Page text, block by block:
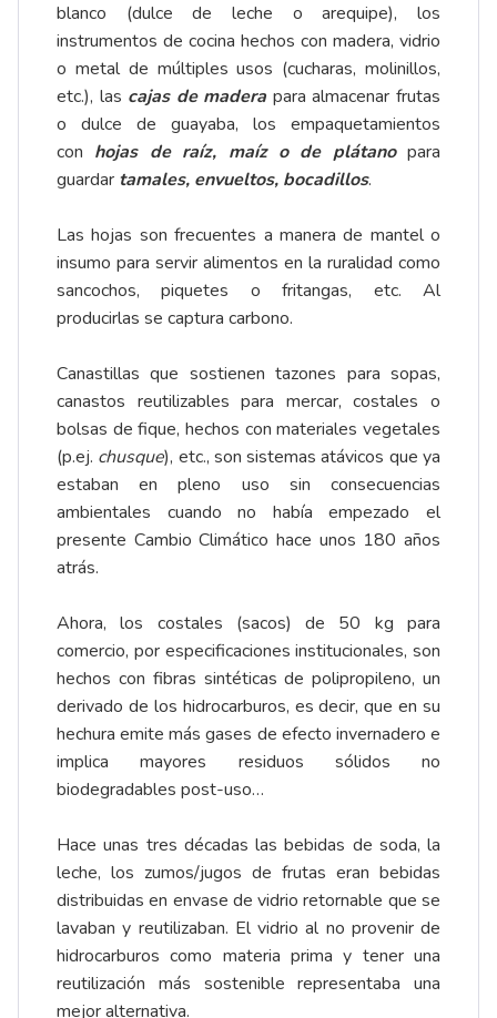
blanco (dulce de leche o arequipe), los
instrumentos de cocina hechos con madera, vidrio
o metal de múltiples usos (cucharas, molinillos,
etc.), las cajas de madera para almacenar frutas
o dulce de guayaba, los empaquetamientos
con hojas de raíz, maíz o de plátanopara
guardar tamales, envueltos, bocadillos.
Las hojas son frecuentes a manera de mantel o
insumo para servir alimentos en la ruralidad como
sancochos, piquetes o fritangas, etc. Al
producirlas se captura carbono.
Canastillas que sostienen tazones para sopas,
canastos reutilizables para mercar, costales o
bolsas de fique, hechos con materiales vegetales
(p.ej. chusque), etc., son sistemas atávicos que ya
estaban en pleno uso sin consecuencias
ambientales cuando no había empezado el
presente Cambio Climático hace unos 180 años
atrás.
Ahora, los costales (sacos) de 50 kg para
comercio, por especificaciones institucionales, son
hechos con fibras sintéticas de polipropileno, un
derivado de los hidrocarburos, es decir, que en su
hechura emite más gases de efecto invernadero e
implica mayores residuos sólidos no
biodegradables post-uso…
Hace unas tres décadas las bebidas de soda, la
leche, los zumos/jugos de frutas eran bebidas
distribuidas en envase de vidrio retornable que se
lavaban y reutilizaban. El vidrio al no provenir de
hidrocarburos como materia prima y tener una
reutilización más sostenible representaba una
mejor alternativa.